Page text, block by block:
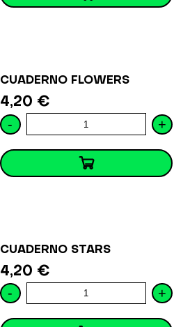
CUADERNO FLOWERS
4,20 €
- +
CUADERNO STARS
4,20 €
- +